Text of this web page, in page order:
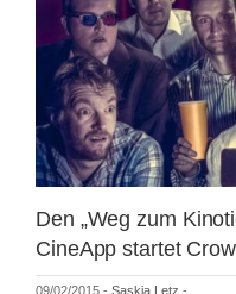
Den „Weg zum
CineApp startet
09/02/2015 - Saskia Letz -